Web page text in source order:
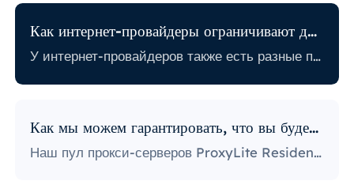
Как интернет-провайдеры ограничивают доступ в Интернет?
У интернет-провайдеров также есть разные политики, связанные с ограничением определенной онлайн-активности. Некоторые интернет-провайдеры блокируют определенные веб-сайты, что может стать огромной проблемой для пользователей прокси. Те, у кого самая строгая политика, блокируют доступ к платформам социальных сетей, новостным сайтам и многому другому. Блокировка определенных портов также является довольно популярной практикой, серьезно ограничивающей способ доступа пользователей к Интернету и его использования.
Как мы можем гарантировать, что вы будете использовать IP-адреса?
Наш пул прокси-серверов ProxyLite Residential предлагает бесчисленное множество прокси-серверов, поэтому нашим клиентам не нужно беспокоиться о простоях и блокировке IP-адресов. Вы можете получить доступ к необходимым вам данным с помощью прокси-серверов из мест, которые работают с этим провайдером.